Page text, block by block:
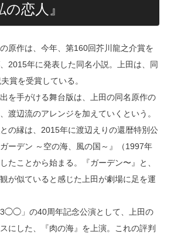
恋人』
原作は、今年、第160回芥川龍之介賞を
2015年に発表した同名小説。上田は、同
賞を受賞している。
を手がける舞台版は、上田の同名原作の
渡辺流のアレンジを加えていくという。
の縁は、2015年に渡辺えりの還暦特別公
ーデン ～空の海、風の国～』（1997年
たことから始まる。『ガーデン〜』と、
が似ていると感じた上田が劇場に足を運
」の40周年記念公演として、上田の
にした、『肉の海』を上演。これの評判